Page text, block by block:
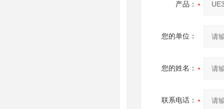
产品：
您的单位：
您的姓名：
联系电话：